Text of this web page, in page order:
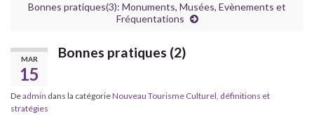
Bonnes pratiques(3): Monuments, Musées, Evènements et
Fréquentations
MAR
15
Bonnes pratiques (2)
Deadmin dans la catégorieNouveau Tourisme Culturel, définitions et
stratégies